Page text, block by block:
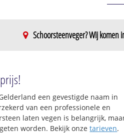
Schoorsteenveger? Wij
een gevestigde naam in
van een professionele en
laten vegen is belangrijk,
worden. Bekijk onzetarieven.